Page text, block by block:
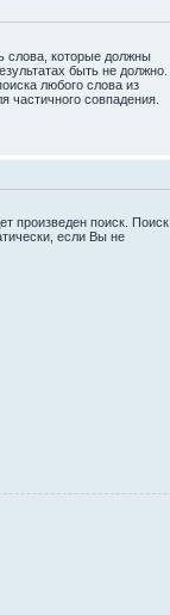
слова, которые должны
быть не должно.
любого слова из
частичного совпадения.
произведен поиск. Поиск
если Вы не